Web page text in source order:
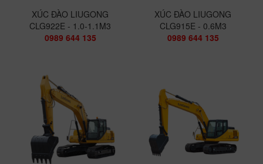
XÚC ĐÀO LIUGONG CLG922E - 1.0-
1.1M3
0989 644 135
MÁY XÚC ĐÀO LIUGONG CLG936E -
XÚC ĐÀO LIUGONG CLG920E -
0.9M3
0989 644 135
XÚC ĐÀO LIUGONG
CLG922E - 1.0-1.1M3
0989 644 135
XÚC ĐÀO LIUGONG
CLG915E - 0.6M3
0989 644 135